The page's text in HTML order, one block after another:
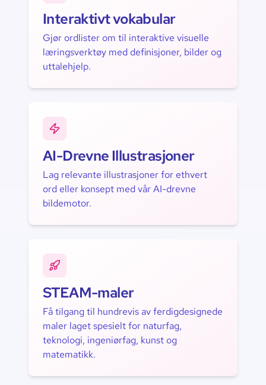
Interaktivt vokabular
Gjør ordlister om til interaktive visuelle
læringsverktøy med definisjoner, bilder og
uttalehjelp.
AI-Drevne Illustrasjoner
Lag relevante illustrasjoner for ethvert
ord eller konsept med vår AI-drevne
bildemotor.
STEAM-maler
Få tilgang til hundrevis av ferdigdesignede
maler laget spesielt for naturfag,
teknologi, ingeniørfag, kunst og
matematikk.